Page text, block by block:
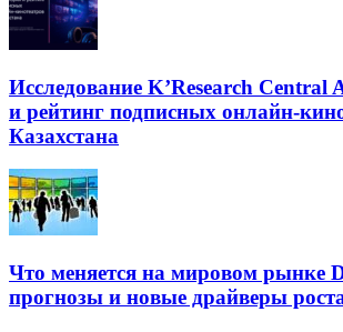
Исследование K’Research Central
и рейтинг подписных онлайн-
Казахстана
Что меняется на мировом рынке
прогнозы и новые драйверы